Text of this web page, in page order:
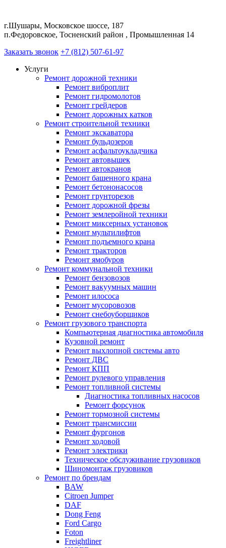
г.Шушары, Московское шоссе, 187
п.Федоровское, Тосненский район , Промышленная 14
Заказать звонок +7 (812) 507-61-97
Услуги
Ремонт дорожной техники
Ремонт виброплит
Ремонт гидромолотов
Ремонт грейдеров
Ремонт дорожных катков
Ремонт строительной техники
Ремонт экскаватора
Ремонт бульдозеров
Ремонт асфальтоукладчика
Ремонт автовышек
Ремонт автокранов
Ремонт башенного крана
Ремонт бетононасосов
Ремонт грунторезов
Ремонт дорожной фрезы
Ремонт землеройной техники
Ремонт миксерных установок
Ремонт мультилифтов
Ремонт подъемного крана
Ремонт тракторов
Ремонт ямобуров
Ремонт коммунальной техники
Ремонт бензовозов
Ремонт вакуумных машин
Ремонт илососа
Ремонт мусоровозов
Ремонт снебоуборщиков
Ремонт грузового транспорта
Компьютерная диагностика автомобиля
Кузовной ремонт
Ремонт выхлопной системы авто
Ремонт ДВС
Ремонт КПП
Ремонт рулевого управления
Ремонт топливной системы
Диагностика топливных насосов
Ремонт форсунок
Ремонт тормозной системы
Ремонт трансмиссии
Ремонт фургонов
Ремонт ходовой
Ремонт электрики
Техническое обслуживание грузовиков
Шиномонтаж грузовиков
Ремонт по брендам
BAW
Citroen Jumper
DAF
Dong Feng
Ford Cargo
Foton
Freightliner